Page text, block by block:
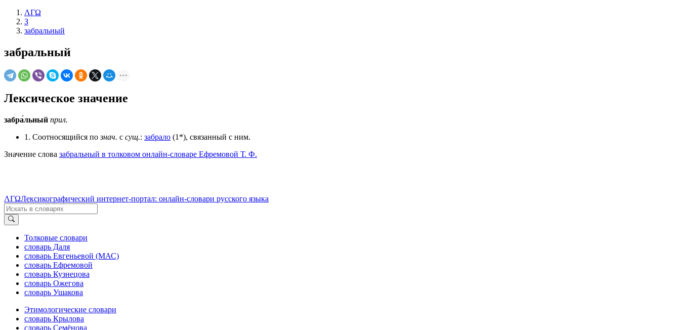
ΛΓΩ
З
забральный
забральный
Лексическое значение
забра́льный прил.
1. Соотносящийся познач. с сущ.: забрало (1*), связанный с ним.
Значение слова забральный в толковом онлайн-словаре Ефремовой Т. Ф.
ΛΓΩЛексикографический интернет-портал: онлайн-словари русского языка
Толковые словари
словарь Даля
словарь Евгеньевой (МАС)
словарь Ефремовой
словарь Кузнецова
словарь Ожегова
словарь Ушакова
Этимологические словари
словарь Крылова
словарь Семёнова